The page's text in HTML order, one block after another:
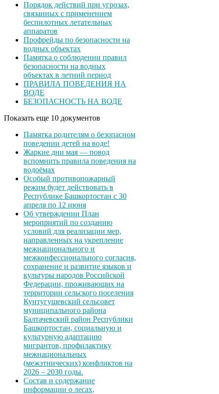
Порядок действий при угрозах,
связанных с применением
беспилотных летательных
аппаратов
Профрейды по безопасности на
водных объектах
Памятка о соблюдении правил
безопасности на водных
объектах в летний период
ПРАВИЛА ПОВЕДЕНИЯ НА
ВОДЕ
БЕЗОПАСНОСТЬ НА ВОДЕ
Показать еще 10 документов
Памятка родителям о безопасном
поведении детей на воде!
Жаркие дни мая — повод
вспомнить правила поведения на
водоёмах
Особый противопожарный
режим будет действовать в
Республике Башкортостан с 30
апреля по 12 июня
Об утверждении План
мероприятий по созданию
условий для реализации мер,
направленных на укрепление
межнационального и
межконфессионального согласия,
сохранение и развитие языков и
культуры народов Российской
Федерации, проживающих на
территории сельского поселения
Кунтугушевский сельсовет
муниципального района
Балтачевский район Республики
Башкортостан, социальную и
культурную адаптацию
мигрантов, профилактику
межнациональных
(межэтнических) конфликтов на
2026 – 2030 годы.
Состав и содержание
информации о лесах,